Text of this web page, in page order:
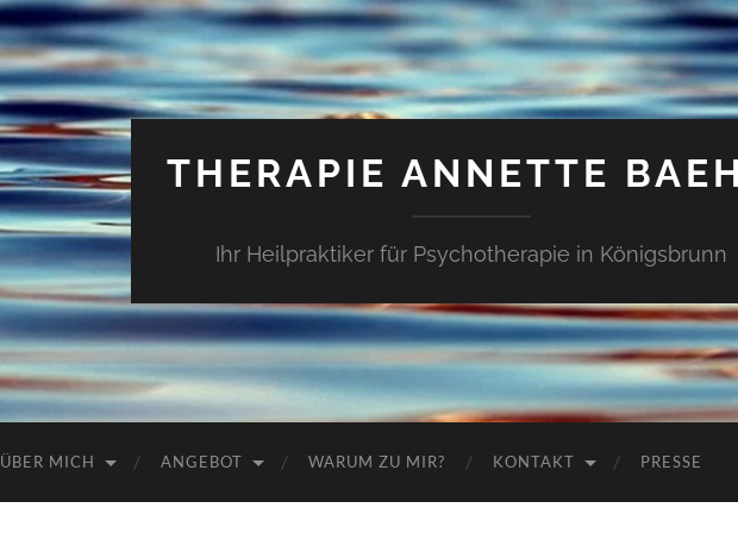
THERAPIE ANNETTE
Ihr Heilpraktiker für Psychotherapie in Königsbrunn
ÜBER MICH ANGEBOT WARUM ZU MIR? KONTAKT PRESSE